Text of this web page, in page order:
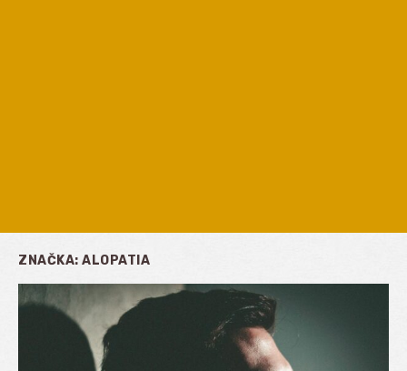
ZNAČKA: ALOPATIA